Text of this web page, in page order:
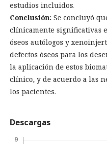
estudios incluidos.
Conclusión: Se concluyó
clínicamente significativas
óseos autólogos y
defectos óseos para los
la aplicación de estos
clínico, y de acuerdo a las
los pacientes.
Descargas